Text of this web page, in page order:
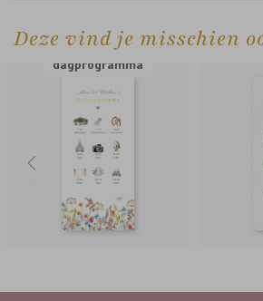
Deze vind je misschien
dagprogramma